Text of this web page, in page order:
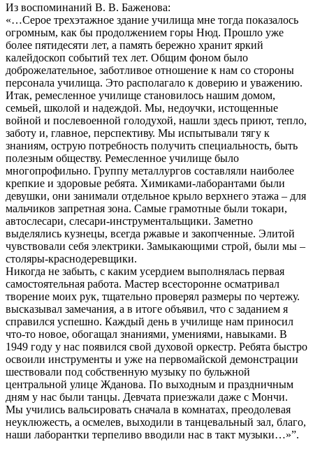
Из воспоминаний В. В. Баженова:
«…Серое трехэтажное здание училища мне тогда показалось
огромным, как бы продолжением горы Нюд. Прошло уже
более пятидесяти лет, а память бережно хранит яркий
калейдоскоп событий тех лет. Общим фоном было
доброжелательное, заботливое отношение к нам со стороны
персонала училища. Это располагало к доверию и уважению.
Итак, ремесленное училище становилось нашим домом,
семьей, школой и надеждой. Мы, недоучки, истощенные
войной и послевоенной голодухой, нашли здесь приют, тепло,
заботу и, главное, перспективу. Мы испытывали тягу к
знаниям, острую потребность получить специальность, быть
полезным обществу. Ремесленное училище было
многопрофильно. Группу металлургов составляли наиболее
крепкие и здоровые ребята. Химиками-лаборантами были
девушки, они занимали отдельное крыло верхнего этажа – для
мальчиков запретная зона. Самые грамотные были токари,
автослесари, слесари-инструментальщики. Заметно
выделялись кузнецы, всегда ржавые и закопченные. Элитой
чувствовали себя электрики. Замыкающими строй, были мы –
столяры-краснодеревщики.
Никогда не забыть, с каким усердием выполнялась первая
самостоятельная работа. Мастер всесторонне осматривал
творение моих рук, тщательно проверял размеры по чертежу.
высказывал замечания, а в итоге объявил, что с заданием я
справился успешно. Каждый день в училище нам приносил
что-то новое, обогащал знаниями, умениями, навыками. В
1949 году у нас появился свой духовой оркестр. Ребята быстро
освоили инструменты и уже на первомайской демонстрации
шествовали под собственную музыку по бульжной
центральной улице Жданова. По выходным и праздничным
дням у нас были танцы. Девчата приезжали даже с Мончи.
Мы учились вальсировать сначала в комнатах, преодолевая
неуклюжесть, а осмелев, выходили в танцевальный зал, благо,
наши лаборантки терпеливо вводили нас в такт музыки…»”.